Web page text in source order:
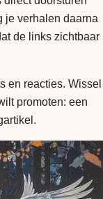
je verhalen daarna
de links zichtbaar
en reacties. Wissel
promoten: een